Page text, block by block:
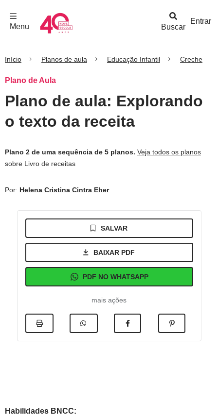
Buscar
Menu
Entrar
Início Planos de aula Educação Infantil Creche
Plano de Aula
Plano de aula: Explorando
o texto da receita
Plano 2 de uma sequência de 5 planos. Veja todos os planos
sobre Livro de receitas
Por: Helena Cristina Cintra Eher
SALVAR
BAIXAR PDF
PDF NO WHATSAPP
mais ações
Habilidades BNCC: